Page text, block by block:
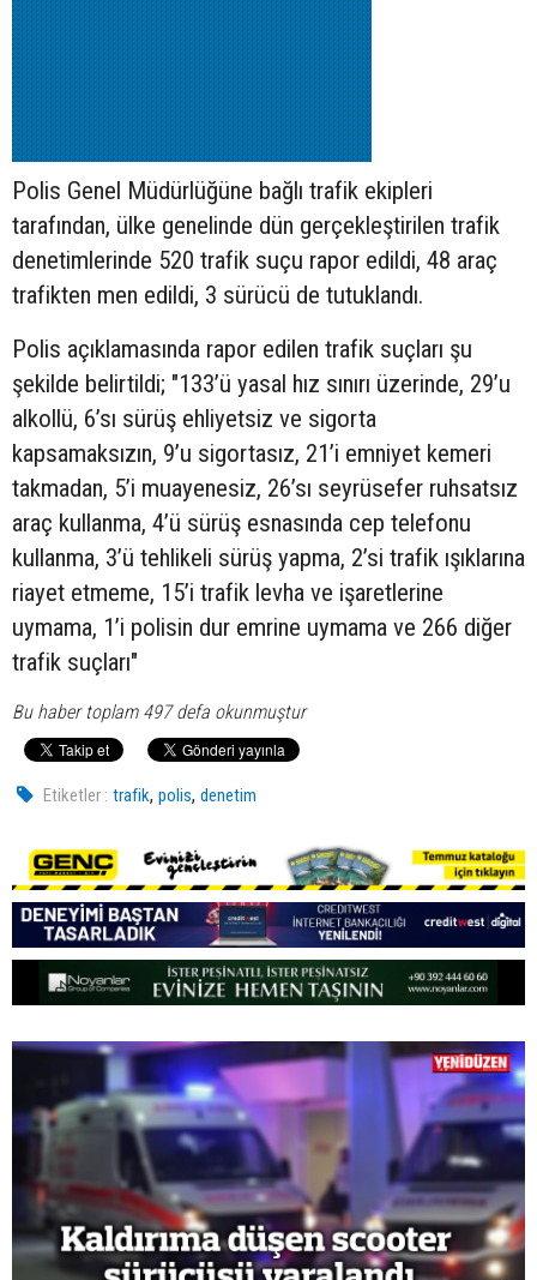
Polis Genel Müdürlüğüne bağlı trafik ekipleri
tarafından, ülke genelinde dün gerçekleştirilen trafik
denetimlerinde 520 trafik suçu rapor edildi, 48 araç
trafikten men edildi, 3 sürücü de tutuklandı.
Polis açıklamasında rapor edilen trafik suçları şu
şekilde belirtildi; "133’ü yasal hız sınırı üzerinde, 29’u
alkollü, 6’sı sürüş ehliyetsiz ve sigorta
kapsamaksızın, 9’u sigortasız, 21’i emniyet kemeri
takmadan, 5’i muayenesiz, 26’sı seyrüsefer ruhsatsız
araç kullanma, 4’ü sürüş esnasında cep telefonu
kullanma, 3’ü tehlikeli sürüş yapma, 2’si trafik ışıklarına
riayet etmeme, 15’i trafik levha ve işaretlerine
uymama, 1’i polisin dur emrine uymama ve 266 diğer
trafik suçları"
Bu haber toplam 497 defa okunmuştur
Etiketler : trafik,polis,denetim